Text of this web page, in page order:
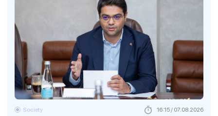
Society 16:15 / 07.08.2026